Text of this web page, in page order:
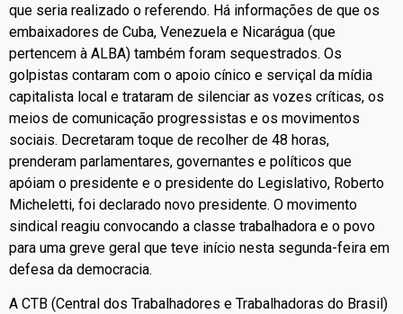
que seria realizado o referendo. Há informações de que os
embaixadores de Cuba, Venezuela e Nicarágua (que
pertencem à ALBA) também foram sequestrados. Os
golpistas contaram com o apoio cínico e serviçal da mídia
capitalista local e trataram de silenciar as vozes críticas, os
meios de comunicação progressistas e os movimentos
sociais. Decretaram toque de recolher de 48 horas,
prenderam parlamentares, governantes e políticos que
apóiam o presidente e o presidente do Legislativo, Roberto
Micheletti, foi declarado novo presidente. O movimento
sindical reagiu convocando a classe trabalhadora e o povo
para uma greve geral que teve início nesta segunda-feira em
defesa da democracia.
A CTB (Central dos Trabalhadores e Trabalhadoras do Brasil)